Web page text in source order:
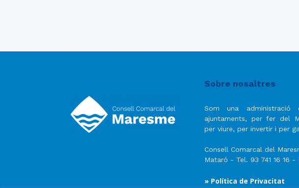
Sobre nosaltres
Som una
ajuntaments, per fer del
per viure, per invertir i per
Consell Comarcal del
Mataró - Tel. 93 741 16 16 -
» Política de Privacitat